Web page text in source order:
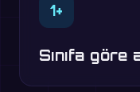
1+
Sınıfa göre